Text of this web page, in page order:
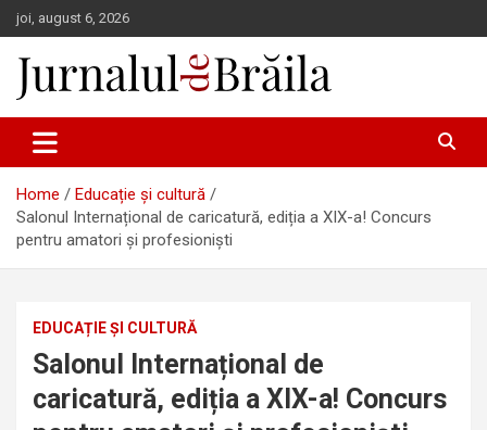
Skip
to
content
joi, august 6, 2026
Jurnalul de Brăila
Home
Educație și cultură
Salonul Internațional de caricatură, ediția a XIX-a! Concurs
pentru amatori și profesionişti
EDUCAȚIE ȘI CULTURĂ
Salonul Internațional de
caricatură, ediția a XIX-a! Concurs